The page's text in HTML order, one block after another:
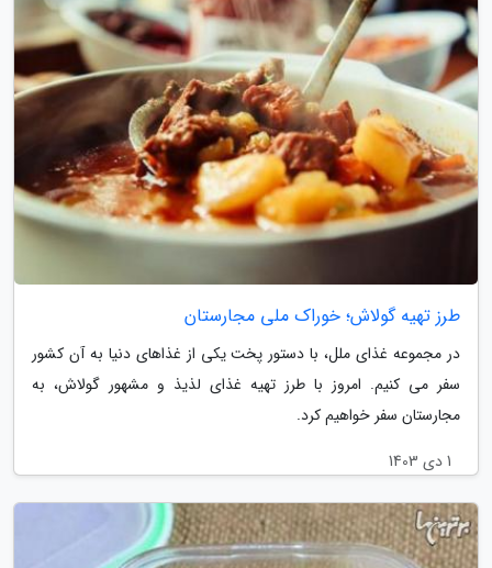
طرز تهیه گولاش؛ خوراک ملی مجارستان
در مجموعه غذای ملل، با دستور پخت یکی از غذاهای دنیا به آن کشور
سفر می کنیم. امروز با طرز تهیه غذای لذیذ و مشهور گولاش، به
مجارستان سفر خواهیم کرد.
1 دی 1403